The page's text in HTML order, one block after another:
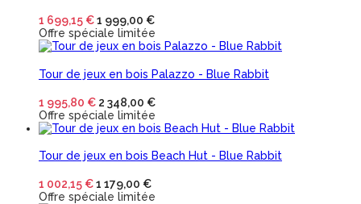
1 699,15 €1 999,00 €
Offre spéciale limitée
Tour de jeux en bois Palazzo - Blue Rabbit
1 995,80 € 2 348,00 €
Offre spéciale limitée
Tour de jeux en bois Beach Hut - Blue Rabbit
1 002,15 €1 179,00 €
Offre spéciale limitée